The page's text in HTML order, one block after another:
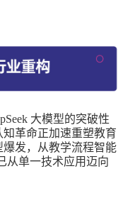
大模型的突破性
革命正加速重塑教育
发，从教学流程智能
从单一技术应用迈向